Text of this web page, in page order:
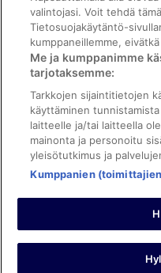
Sisältövaatimukset ja
Tuki
Ota yhteyttä
Varauksen muuttaminen tai
Varaa lento lentoyhtiön
Hyvityksen hakeminen ja
©2026 Expedia, Inc., Expedia
pidätetään. ebookers ja
tavaramerkkejä tai
valintojasi. Voit tehdä
Tietosuojakäytäntö-
kumppaneillemme,
Me ja kumppanimme
tarjotaksemme:
Tarkkojen sijaintitietojen
käyttäminen
laitteelle ja/tai laitteella
mainonta ja personoitu
yleisötutkimus ja
Kumppanien